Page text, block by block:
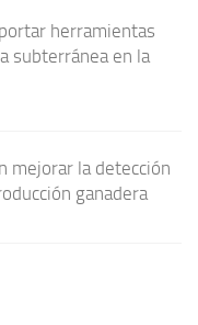
herramientas
subterránea en la
mejorar la detección
ganadera